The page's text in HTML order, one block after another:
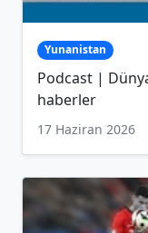
Yunanistan
Podcast |
haberler
17 Haziran 2026